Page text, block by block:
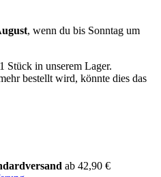
, wenn du bis Sonntag um
Stück in unserem Lager.
bestellt wird, könnte dies das
ab 42,90 €